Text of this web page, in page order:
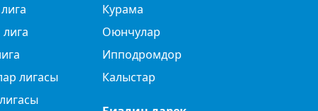
лигасы
Курама
Оюнчулар
Ипподромдор
Калыстар